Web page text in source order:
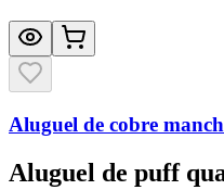
Aluguel de cobre
Aluguel de puff